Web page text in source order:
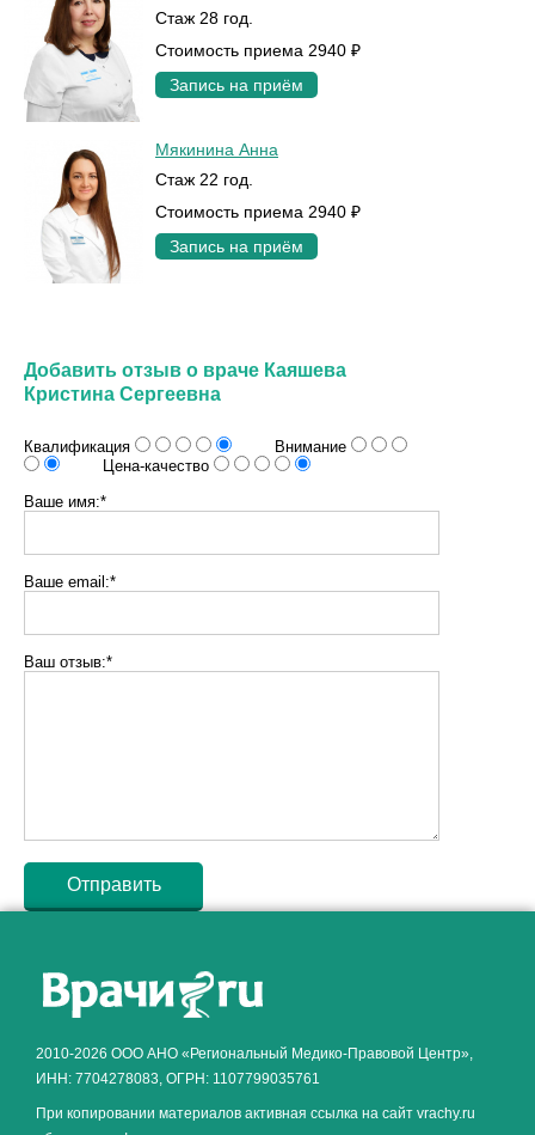
Стаж 28 год.
Стоимость приема 2940 ₽
Запись на приём
Мякинина Анна
Стаж 22 год.
Стоимость приема 2940 ₽
Запись на приём
Добавить отзыв о враче Каяшева
Кристина Сергеевна
Квалификация
Внимание
Цена-качество
Ваше имя:*
Ваше email:*
Ваш отзыв:*
2010-2026 ООО АНО «Региональный Медико-Правовой Центр»,
ИНН: 7704278083, ОГРН: 1107799035761
При копировании материалов активная ссылка на сайт vrachy.ru